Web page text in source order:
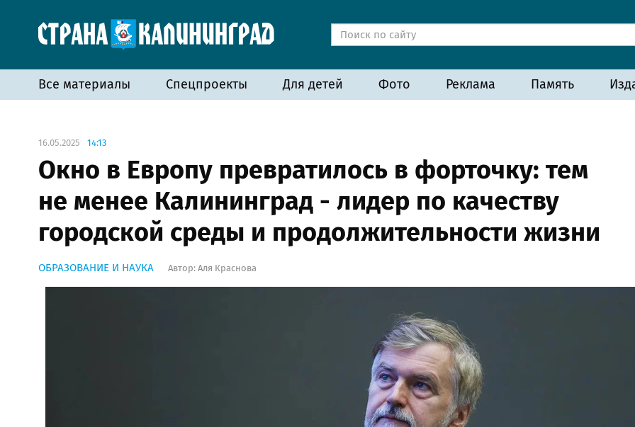
Все материалы Спецпроекты Для детей Фото Реклама Память
16.05.2025 14:13
Окно в Европу превратилось в форточку: тем
не менее Калининград - лидер по качеству
городской среды и продолжительности жизни
ОБРАЗОВАНИЕ И НАУКА Автор: Аля Краснова